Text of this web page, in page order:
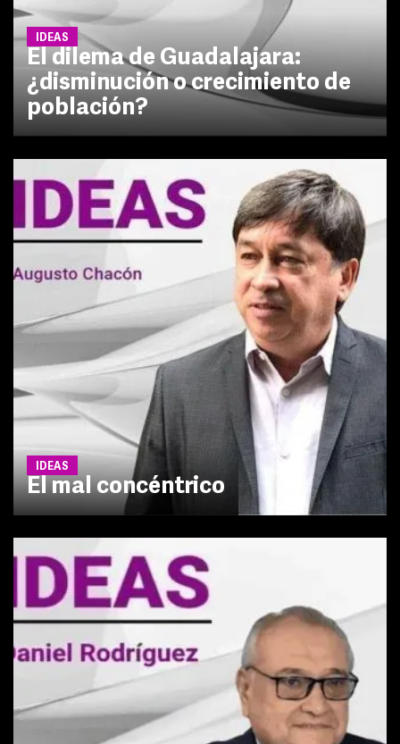
IDEAS
El dilema de Guadalajara:
¿disminución o crecimiento de
población?
IDEAS
El mal concéntrico